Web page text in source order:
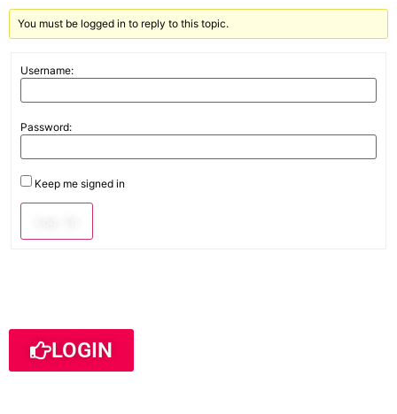
You must be logged in to reply to this topic.
Username:
Password:
Keep me signed in
LOGIN